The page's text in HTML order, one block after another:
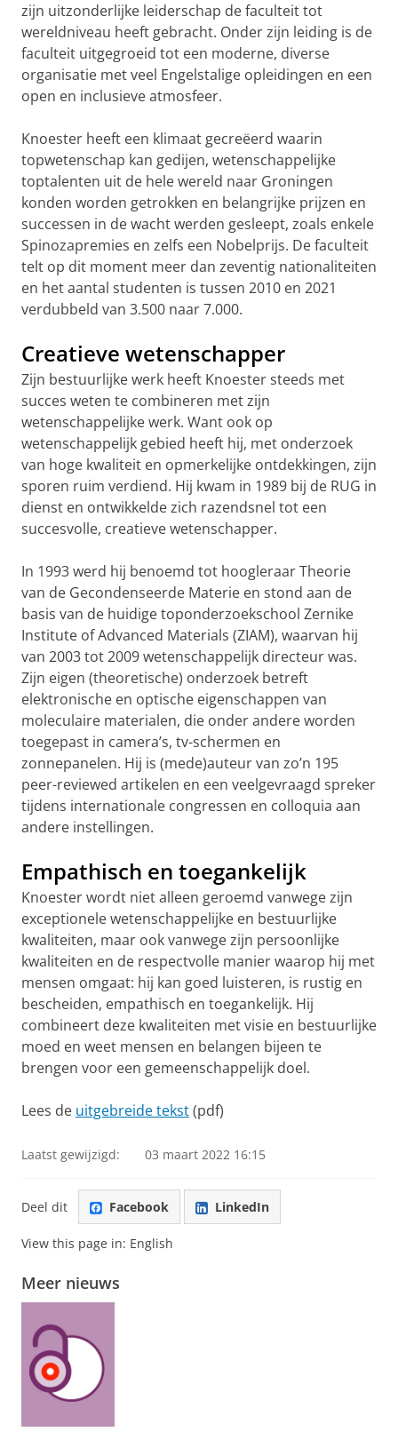
zijn uitzonderlijke leiderschap de faculteit tot
wereldniveau heeft gebracht. Onder zijn leiding is de
faculteit uitgegroeid tot een moderne, diverse
organisatie met veel Engelstalige opleidingen en een
open en inclusieve atmosfeer.
Knoester heeft een klimaat gecreëerd waarin
topwetenschap kan gedijen, wetenschappelijke
toptalenten uit de hele wereld naar Groningen
konden worden getrokken en belangrijke prijzen en
successen in de wacht werden gesleept, zoals enkele
Spinozapremies en zelfs een Nobelprijs. De faculteit
telt op dit moment meer dan zeventig nationaliteiten
en het aantal studenten is tussen 2010 en 2021
verdubbeld van 3.500 naar 7.000.
Creatieve wetenschapper
Zijn bestuurlijke werk heeft Knoester steeds met
succes weten te combineren met zijn
wetenschappelijke werk. Want ook op
wetenschappelijk gebied heeft hij, met onderzoek
van hoge kwaliteit en opmerkelijke ontdekkingen, zijn
sporen ruim verdiend. Hij kwam in 1989 bij de RUG in
dienst en ontwikkelde zich razendsnel tot een
succesvolle, creatieve wetenschapper.
In 1993 werd hij benoemd tot hoogleraar Theorie
van de Gecondenseerde Materie en stond aan de
basis van de huidige toponderzoekschool Zernike
Institute of Advanced Materials (ZIAM), waarvan hij
van 2003 tot 2009 wetenschappelijk directeur was.
Zijn eigen (theoretische) onderzoek betreft
elektronische en optische eigenschappen van
moleculaire materialen, die onder andere worden
toegepast in camera’s, tv-schermen en
zonnepanelen. Hij is (mede)auteur van zo’n 195
peer-reviewed artikelen en een veelgevraagd spreker
tijdens internationale congressen en colloquia aan
andere instellingen.
Empathisch en toegankelijk
Knoester wordt niet alleen geroemd vanwege zijn
exceptionele wetenschappelijke en bestuurlijke
kwaliteiten, maar ook vanwege zijn persoonlijke
kwaliteiten en de respectvolle manier waarop hij met
mensen omgaat: hij kan goed luisteren, is rustig en
bescheiden, empathisch en toegankelijk. Hij
combineert deze kwaliteiten met visie en bestuurlijke
moed en weet mensen en belangen bijeen te
brengen voor een gemeenschappelijk doel.
Lees de uitgebreide tekst(pdf)
Laatst gewijzigd: 03 maart 2022 16:15
Deel dit Facebook LinkedIn
View this page in: English
Meer nieuws